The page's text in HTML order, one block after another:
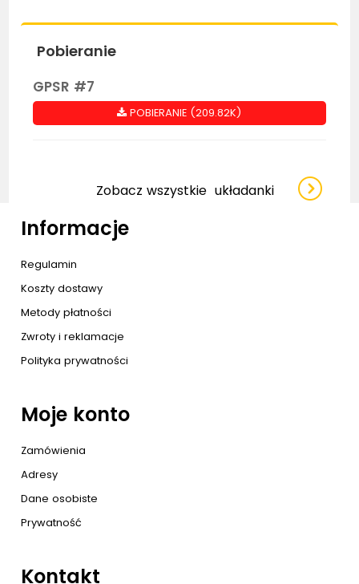
Pobieranie
GPSR #7
POBIERANIE (209.82K)
Zobacz wszystkie układanki
Informacje
Regulamin
Koszty dostawy
Metody płatności
Zwroty i reklamacje
Polityka prywatności
Moje konto
Zamówienia
Adresy
Dane osobiste
Prywatność
Kontakt